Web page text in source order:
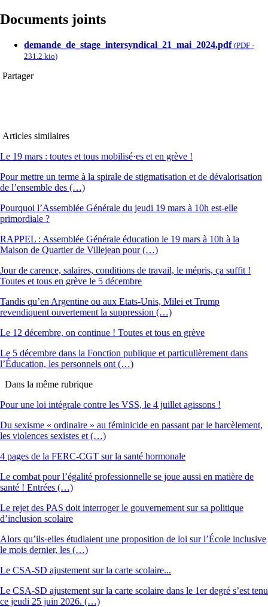
Documents joints
demande_de_stage_intersyndical_21_mai_2024.pdf (PDF -
231.2 kio)
Partager
Articles similaires
Le 19 mars : toutes et tous mobilisé·es et en grève !
Pour mettre un terme à la spirale de stigmatisation et de dévalorisation
de l’ensemble des (…)
Pourquoi l’Assemblée Générale du jeudi 19 mars à 10h est-elle
primordiale ?
RAPPEL : Assemblée Générale éducation le 19 mars à 10h à la
Maison de Quartier de Villejean pour (…)
Jour de carence, salaires, conditions de travail, le mépris, ça suffit !
Toutes et tous en grève le 5 décembre
Tandis qu’en Argentine ou aux Etats-Unis, Milei et Trump
revendiquent ouvertement la suppression (…)
Le 12 décembre, on continue ! Toutes et tous en grève
Le 5 décembre dans la Fonction publique et particulièrement dans
l’Éducation, les personnels ont (…)
Dans la même rubrique
Pour une loi intégrale contre les VSS, le 4 juillet agissons !
Du sexisme « ordinaire » au féminicide en passant par le harcèlement,
les violences sexistes et (…)
4 pages de la FERC-CGT sur la santé hormonale
Le combat pour l’égalité professionnelle se joue aussi en matière de
santé ! Entrées (…)
Le rejet des PAS doit interroger le gouvernement sur sa politique
d’inclusion scolaire
Alors qu’ils·elles étudiaient une proposition de loi sur l’École inclusive
le mois dernier, les (…)
Le CSA-SD ajustement sur la carte scolaire...
Le CSA-SD ajustement sur la carte scolaire dans le 1er degré s’est tenu
ce jeudi 25 juin 2026. (…)